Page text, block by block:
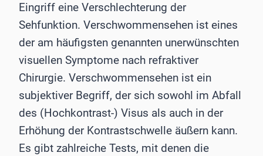
Eingriff eine Verschlechterung der
Sehfunktion. Verschwommensehen ist eines
der am häufigsten genannten unerwünschten
visuellen Symptome nach refraktiver
Chirurgie. Verschwommensehen ist ein
subjektiver Begriff, der sich sowohl im Abfall
des (Hochkontrast-) Visus als auch in der
Erhöhung der Kontrastschwelle äußern kann.
Es gibt zahlreiche Tests, mit denen die